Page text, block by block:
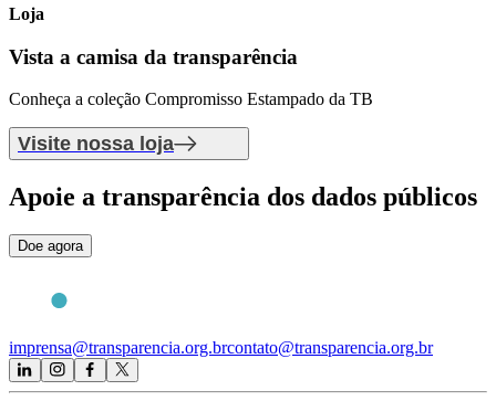
Loja
Vista a camisa da transparência
Conheça a coleção Compromisso Estampado da TB
Visite nossa loja
Apoie a transparência dos dados públicos
Doe agora
imprensa@transparencia.org.brcontato@transparencia.org.br